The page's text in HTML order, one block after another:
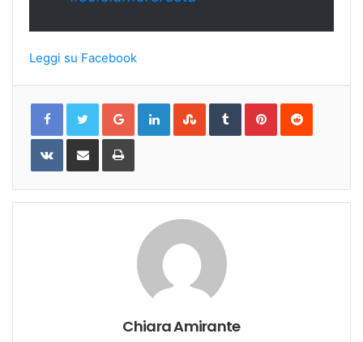
Leggi su Facebook
Google+LinkedInStumbleUpon
TumblrPinterestReddit
VKontakteShare
Email
Print
Chiara Amirante